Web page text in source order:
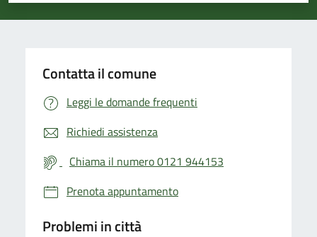
Contatta il comune
Leggi le domande frequenti
Richiedi assistenza
Chiama il numero 0121 944153
Prenota appuntamento
Problemi in città